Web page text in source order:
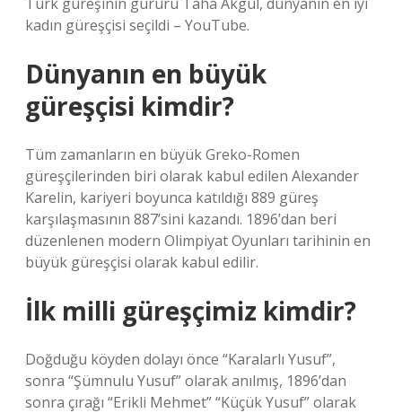
kadın güreşçisi seçildi – YouTube.
Dünyanın en büyük
güreşçisi kimdir?
Tüm zamanların en büyük Greko-Romen
güreşçilerinden biri olarak kabul edilen Alexander
Karelin, kariyeri boyunca katıldığı 889 güreş
karşılaşmasının 887’sini kazandı. 1896’dan beri
düzenlenen modern Olimpiyat Oyunları tarihinin en
büyük güreşçisi olarak kabul edilir.
İlk milli güreşçimiz kimdir?
Doğduğu köyden dolayı önce “Karalarlı Yusuf”,
sonra “Şümnulu Yusuf” olarak anılmış, 1896’dan
sonra çırağı “Erikli Mehmet” “Küçük Yusuf” olarak